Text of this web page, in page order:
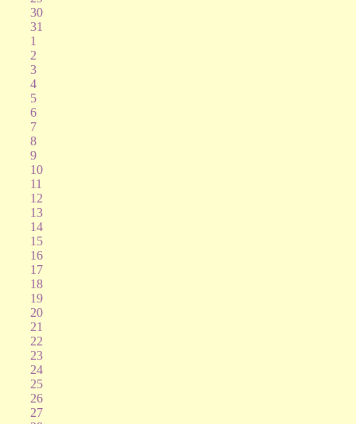
30
31
1
2
3
4
5
6
7
8
9
10
11
12
13
14
15
16
17
18
19
20
21
22
23
24
25
26
27